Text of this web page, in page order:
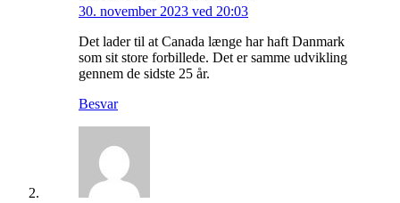
30. november 2023 ved 20:03
Det lader til at Canada længe har haft Danmark
som sit store forbillede. Det er samme udvikling
gennem de sidste 25 år.
Besvar